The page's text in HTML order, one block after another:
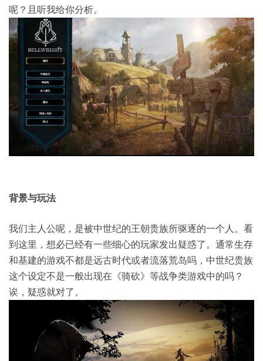
呢？且听我给你分析。
背景与玩法
我们主人公呢，是被中世纪的王朝贵族所驱逐的一个人。看
到这里，想必已经有一些细心的玩家发出疑惑了。通常生存
和基建的游戏不都是远古时代或者流落荒岛吗，中世纪贵族
这个设定不是一般出现在《骑砍》等战争类游戏中的吗？
诶，疑惑就对了。